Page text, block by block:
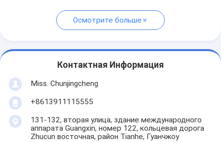
Осмотрите больше
Контактная Информация
Miss. Chunjingcheng
+8613911115555
131-132, вторая улица, здание международного
аппарата Guangxin, номер 122, кольцевая дорога
Zhucun восточная, район Tianhe, Гуанчжоу